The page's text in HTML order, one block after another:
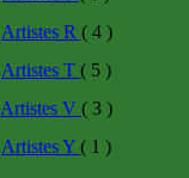
Artistes R ( 4 )
Artistes T ( 5 )
Artistes V ( 3 )
Artistes Y ( 1 )